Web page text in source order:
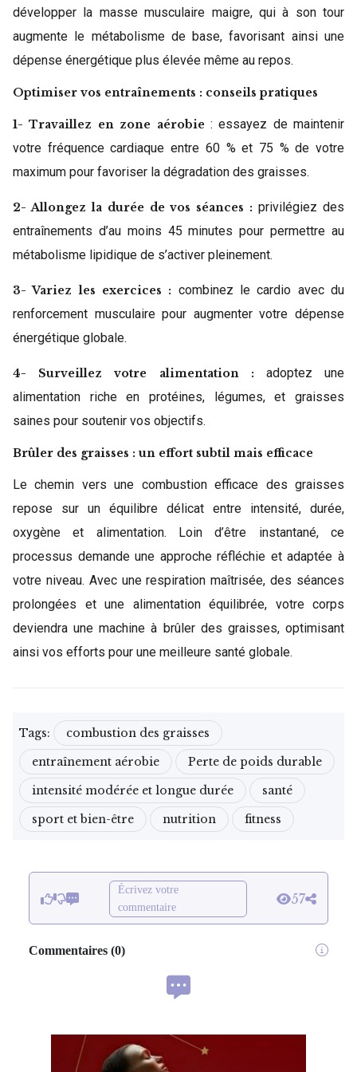
développer la masse musculaire maigre, qui à son tour
augmente le métabolisme de base, favorisant ainsi une
dépense énergétique plus élevée même au repos.
Optimiser vos entraînements : conseils pratiques
1- Travaillez en zone aérobie : essayez de maintenir
votre fréquence cardiaque entre 60 % et 75 % de votre
maximum pour favoriser la dégradation des graisses.
2- Allongez la durée de vos séances : privilégiez des
entraînements d’au moins 45 minutes pour permettre au
métabolisme lipidique de s’activer pleinement.
3- Variez les exercices : combinez le cardio avec du
renforcement musculaire pour augmenter votre dépense
énergétique globale.
4- Surveillez votre alimentation : adoptez une
alimentation riche en protéines, légumes, et graisses
saines pour soutenir vos objectifs.
Brûler des graisses : un effort subtil mais efficace
Le chemin vers une combustion efficace des graisses
repose sur un équilibre délicat entre intensité, durée,
oxygène et alimentation. Loin d’être instantané, ce
processus demande une approche réfléchie et adaptée à
votre niveau. Avec une respiration maîtrisée, des séances
prolongées et une alimentation équilibrée, votre corps
deviendra une machine à brûler des graisses, optimisant
ainsi vos efforts pour une meilleure santé globale.
Tags:
combustion des graisses
entraînement aérobie
Perte de poids durable
intensité modérée et longue durée
santé
sport et bien-être
nutrition fitness
Écrivez votre
commentaire
57
Commentaires (0)